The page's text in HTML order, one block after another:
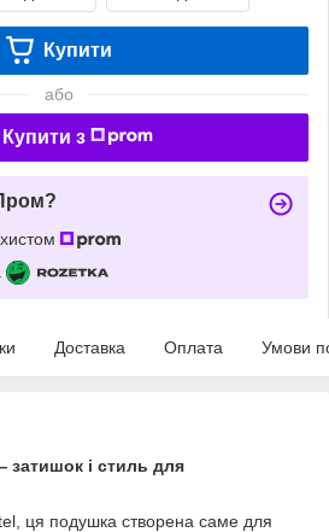
Купити
або
Купити з
Доставка Оплата Умови
і стиль для
ця подушка створена саме для